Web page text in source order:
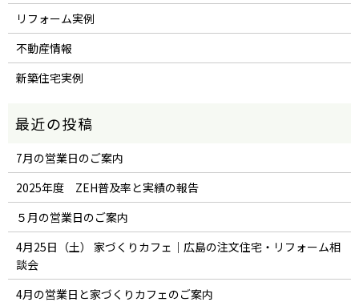
リフォーム実例
不動産情報
新築住宅実例
7月の営業日のご案内
2025年度 ZEH普及率と実績の報告
５月の営業日のご案内
4月25日（土） 家づくりカフェ｜広島の注文住宅・リフォーム相
談会
4月の営業日と家づくりカフェのご案内